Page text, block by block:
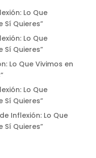
Lo Que
Sí Quieres”
Lo Que
Sí Quieres”
Lo Que Vivimos en
Lo Que
Sí Quieres”
Inflexión: Lo Que
Sí Quieres”